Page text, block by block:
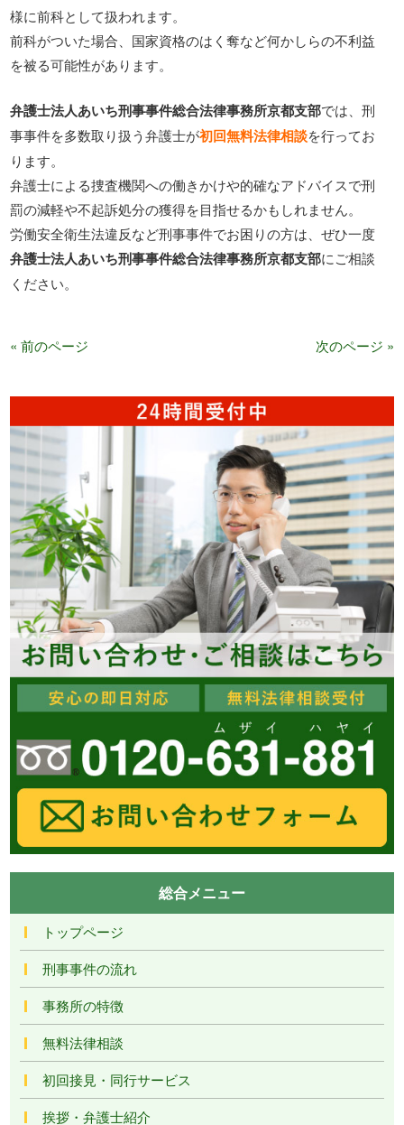
様に前科として扱われます。
前科がついた場合、国家資格のはく奪など何かしらの不利益
を被る可能性があります。
弁護士法人あいち刑事事件総合法律事務所京都支部では、刑
事事件を多数取り扱う弁護士が初回無料法律相談を行ってお
ります。
弁護士による捜査機関への働きかけや的確なアドバイスで刑
罰の減軽や不起訴処分の獲得を目指せるかもしれません。
労働安全衛生法違反など刑事事件でお困りの方は、ぜひ一度
弁護士法人あいち刑事事件総合法律事務所京都支部にご相談
ください。
« 前のページ 次のページ »
総合メニュー
トップページ
刑事事件の流れ
事務所の特徴
無料法律相談
初回接見・同行サービス
挨拶・弁護士紹介